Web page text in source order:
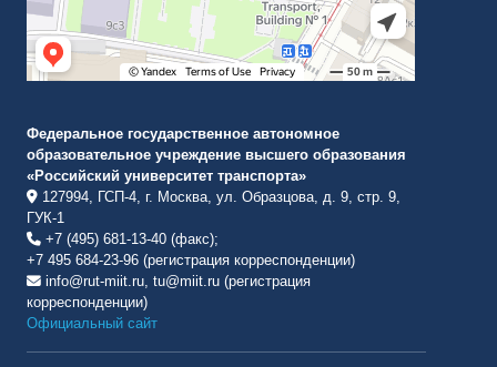
Федеральное государственное автономное
образовательное учреждение высшего образования
«Российский университет транспорта»
127994, ГСП-4, г. Москва, ул. Образцова, д. 9, стр. 9,
ГУК-1
+7 (495) 681-13-40 (факс);
+7 495 684-23-96 (регистрация корреспонденции)
info@rut-miit.ru, tu@miit.ru (регистрация
корреспонденции)
Официальный сайт